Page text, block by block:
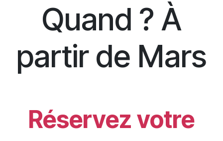
Quand ? À
partir de Mars
Réservez votre